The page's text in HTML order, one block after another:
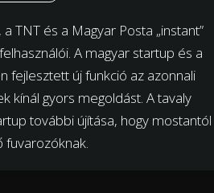
TNT és a Magyar Posta „instant”
A magyar startup és a
fejlesztett új funkció az azonnali
kínál gyors megoldást. A tavaly
további újítása, hogy mostantól
fuvarozóknak.